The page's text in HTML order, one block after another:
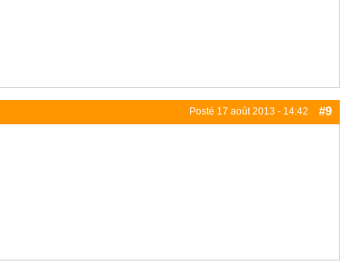
Posté 17 août 2013 - 14:42 #9